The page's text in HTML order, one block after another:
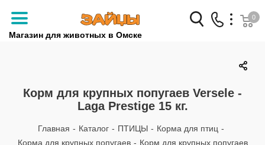
Магазин для животных в Омске
Заказать звонок
+7 (3812) 79-04-04
+7 (950) 959-88-32
0
Корм для крупных попугаев Versele -
Laga Prestige 15 кг.
Главная - Каталог - ПТИЦЫ - Корма для птиц -
Корма для крупных попугаев - Корм для крупных попугаев